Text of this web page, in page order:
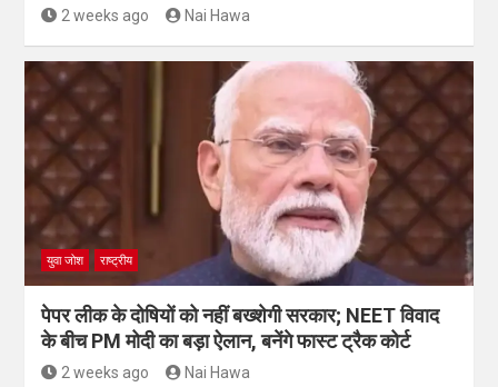
2 weeks ago Nai Hawa
युवा जोश राष्ट्रीय
पेपर लीक के दोषियों को नहीं बख्शेगी सरकार; NEET विवाद
के बीच PM मोदी का बड़ा ऐलान, बनेंगे फास्ट ट्रैक कोर्ट
2 weeks ago Nai Hawa